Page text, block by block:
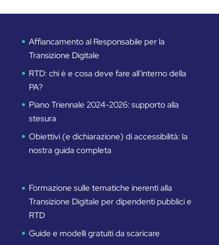
Affiancamento al Responsabile per la
Transizione Digitale
RTD: chi è e cosa deve fare all’interno della
PA?
Piano Triennale 2024-2026: supporto alla
stesura
Obiettivi (e dichiarazione) di accessibilità: la
nostra guida completa
Formazione sulle tematiche inerenti alla
Transizione Digitale per dipendenti pubblici e
RTD
Guide e modelli gratuiti da scaricare